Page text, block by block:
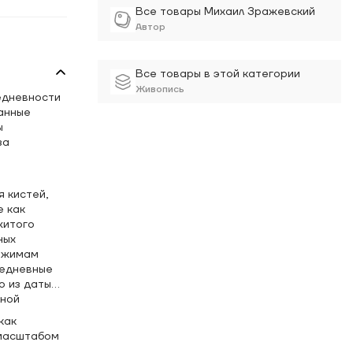
Все товары Михаил Зражевский
Автор
Все товары в этой категории
Живопись
кистей,
как
из даты